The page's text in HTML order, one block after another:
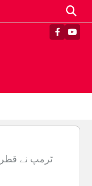
ٹرمپ نے